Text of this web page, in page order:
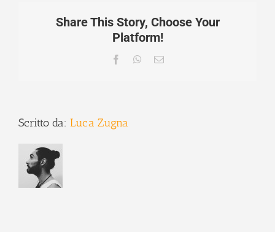
Share This Story, Choose Your
Platform!
FacebookWhatsApp
Email
Scritto da: Luca Zugna